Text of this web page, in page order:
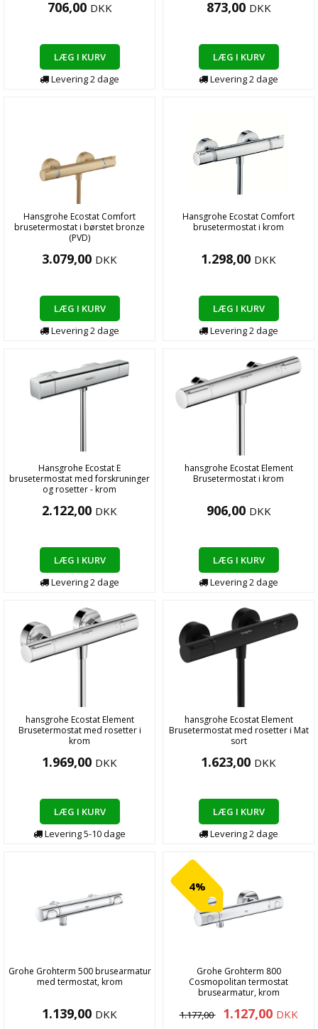
706,00 DKK
LÆG I KURV
Levering2dage
873,00 DKK
LÆG I KURV
Levering2dage
Hansgrohe Ecostat Comfort
brusetermostat i børstet bronze
(PVD)
3.079,00 DKK
LÆG I KURV
Levering2dage
Hansgrohe Ecostat Comfort
brusetermostat i krom
1.298,00 DKK
LÆG I KURV
Levering2dage
Hansgrohe Ecostat E
brusetermostat med forskruninger
og rosetter - krom
2.122,00 DKK
LÆG I KURV
Levering2dage
hansgrohe Ecostat Element
Brusetermostat i krom
906,00 DKK
LÆG I KURV
Levering2dage
hansgrohe Ecostat Element
Brusetermostat med rosetter i
krom
1.969,00 DKK
LÆG I KURV
Levering5-10dage
hansgrohe Ecostat Element
Brusetermostat med rosetter i Mat
sort
1.623,00 DKK
LÆG I KURV
Levering2dage
Grohe Grohterm 500 brusearmatur
med termostat, krom
1.139,00 DKK
4%
Grohe Grohterm 800
Cosmopolitan termostat
brusearmatur, krom
1.177,00 1.127,00 DKK